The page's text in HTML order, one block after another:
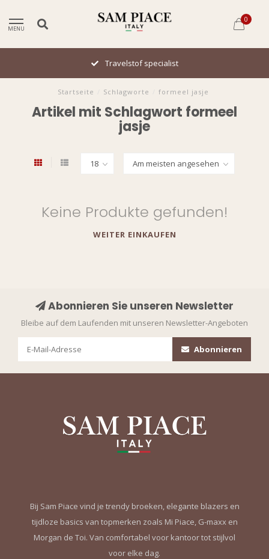
MENU
0
Travelstof specialist
Startseite Schlagworte formeel jasje
Artikel mit Schlagwort formeel
jasje
Keine Produkte gefunden!
WEITER EINKAUFEN
Abonnieren Sie unseren Newsletter
Bleibe auf dem Laufenden mit unseren Newsletter-Angeboten
Abonnieren
Bij Sam Piace vind je trendy broeken, elegante blazers en
tijdloze basics van topmerken zoals Mi Piace, G-maxx en
Morgan de Toi. Van comfortabel voor kantoor tot stijlvol
voor elke dag.